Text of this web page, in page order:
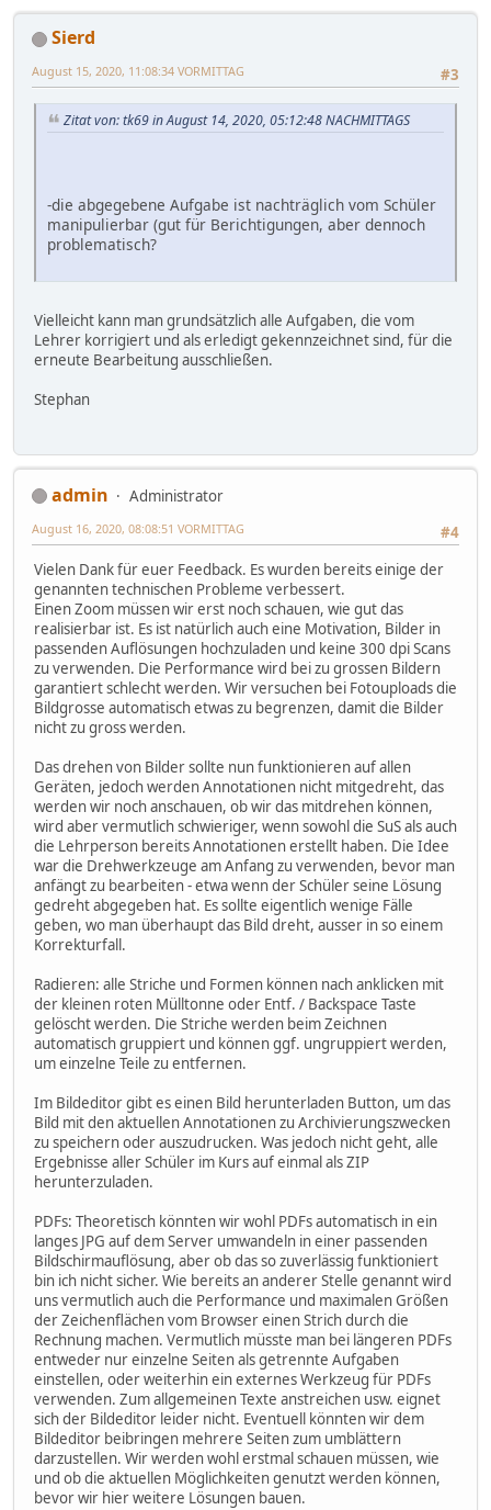
Sierd
#3
August 15, 2020, 11:08:34 VORMITTAG
Zitat von: tk69 in August 14, 2020, 05:12:48 NACHMITTAGS
-die abgegebene Aufgabe ist nachträglich vom Schüler
manipulierbar (gut für Berichtigungen, aber dennoch
problematisch?
Vielleicht kann man grundsätzlich alle Aufgaben, die vom
Lehrer korrigiert und als erledigt gekennzeichnet sind, für die
erneute Bearbeitung ausschließen.
Stephan
admin
Administrator
#4
August 16, 2020, 08:08:51 VORMITTAG
Vielen Dank für euer Feedback. Es wurden bereits einige der
genannten technischen Probleme verbessert.
Einen Zoom müssen wir erst noch schauen, wie gut das
realisierbar ist. Es ist natürlich auch eine Motivation, Bilder in
passenden Auflösungen hochzuladen und keine 300 dpi Scans
zu verwenden. Die Performance wird bei zu grossen Bildern
garantiert schlecht werden. Wir versuchen bei Fotouploads die
Bildgrosse automatisch etwas zu begrenzen, damit die Bilder
nicht zu gross werden.
Das drehen von Bilder sollte nun funktionieren auf allen
Geräten, jedoch werden Annotationen nicht mitgedreht, das
werden wir noch anschauen, ob wir das mitdrehen können,
wird aber vermutlich schwieriger, wenn sowohl die SuS als auch
die Lehrperson bereits Annotationen erstellt haben. Die Idee
war die Drehwerkzeuge am Anfang zu verwenden, bevor man
anfängt zu bearbeiten - etwa wenn der Schüler seine Lösung
gedreht abgegeben hat. Es sollte eigentlich wenige Fälle
geben, wo man überhaupt das Bild dreht, ausser in so einem
Korrekturfall.
Radieren: alle Striche und Formen können nach anklicken mit
der kleinen roten Mülltonne oder Entf. / Backspace Taste
gelöscht werden. Die Striche werden beim Zeichnen
automatisch gruppiert und können ggf. ungruppiert werden,
um einzelne Teile zu entfernen.
Im Bildeditor gibt es einen Bild herunterladen Button, um das
Bild mit den aktuellen Annotationen zu Archivierungszwecken
zu speichern oder auszudrucken. Was jedoch nicht geht, alle
Ergebnisse aller Schüler im Kurs auf einmal als ZIP
herunterzuladen.
PDFs: Theoretisch könnten wir wohl PDFs automatisch in ein
langes JPG auf dem Server umwandeln in einer passenden
Bildschirmauflösung, aber ob das so zuverlässig funktioniert
bin ich nicht sicher. Wie bereits an anderer Stelle genannt wird
uns vermutlich auch die Performance und maximalen Größen
der Zeichenflächen vom Browser einen Strich durch die
Rechnung machen. Vermutlich müsste man bei längeren PDFs
entweder nur einzelne Seiten als getrennte Aufgaben
einstellen, oder weiterhin ein externes Werkzeug für PDFs
verwenden. Zum allgemeinen Texte anstreichen usw. eignet
sich der Bildeditor leider nicht. Eventuell könnten wir dem
Bildeditor beibringen mehrere Seiten zum umblättern
darzustellen. Wir werden wohl erstmal schauen müssen, wie
und ob die aktuellen Möglichkeiten genutzt werden können,
bevor wir hier weitere Lösungen bauen.